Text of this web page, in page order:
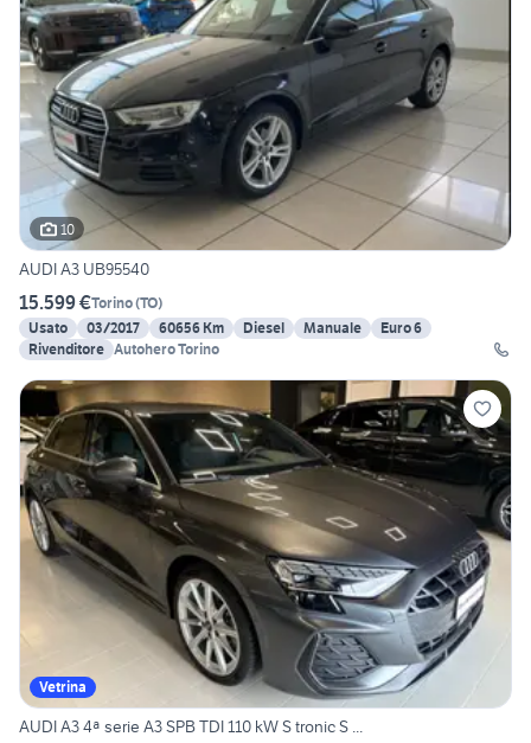
10
AUDI A3 UB95540
15.599 €Torino(TO)
Usato
03/2017 60656 Km Diesel Manuale
Euro 6
Rivenditore Autohero Torino
Vetrina
AUDI A3 4ª serie A3 SPB TDI 110 kW S tronic S ...